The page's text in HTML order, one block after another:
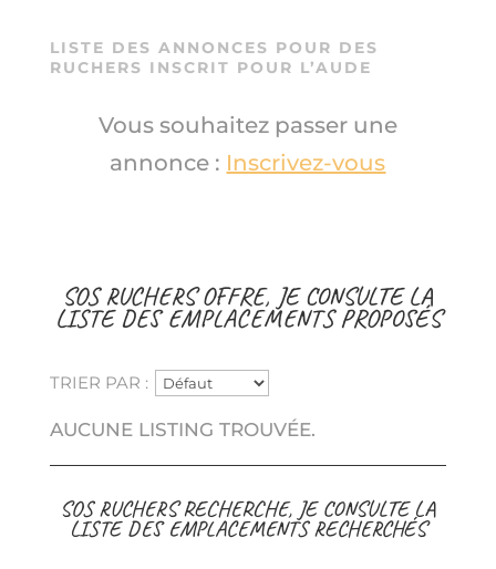
LISTE DES ANNONCES POUR DES
RUCHERS INSCRIT POUR L’AUDE
Vous souhaitez passer une
annonce : Inscrivez-vous
SOS RUCHERS OFFRE, JE CONSULTE LA
LISTE DES EMPLACEMENTS PROPOSÉS
TRIER PAR :
AUCUNE LISTING TROUVÉE.
SOS RUCHERS RECHERCHE, JE CONSULTE LA
LISTE DES EMPLACEMENTS RECHERCHÉS